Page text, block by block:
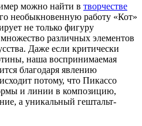
можно найти в творчестве
необыкновенную работу «Кот»
не только фигуру
различных элементов
Даже если критически
наша воспринимаемая
благодаря явлению
потому, что Пикассо
и линии в композицию,
а уникальный гештальт-